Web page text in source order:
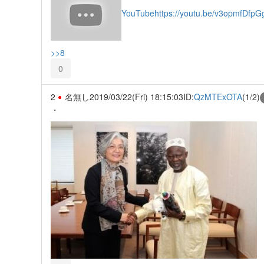
YouTubehttps://youtu.be/
>>8
0
2 名無し2019/03/22(Fri) 18:15:03ID:QzMTExOTA(1/2)
・